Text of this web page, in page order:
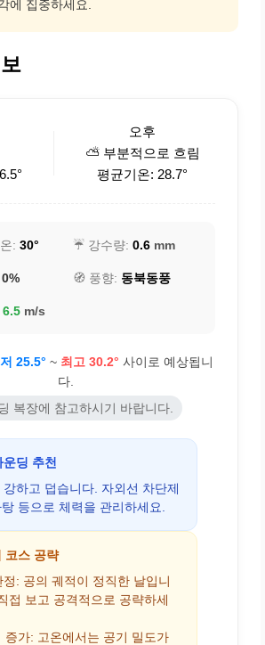
에 집중하세요.
오후
⛅ 부분적으로 흐림
평균기온: 28.7°
: 30° ☔ 강수량: 0.6 mm
0% 🧭 풍향: 동북동풍
6.5 m/s
25.5° ~ 최고 30.2° 사이로 예상됩니
다.
복장에 참고하시기 바랍니다.
딩 추천
하고 덥습니다. 자외선 차단제
등으로 체력을 관리하세요.
코스 공략
정: 공의 궤적이 정직한 날입니
접 보고 공격적으로 공략하세
증가: 고온에서는 공기 밀도가